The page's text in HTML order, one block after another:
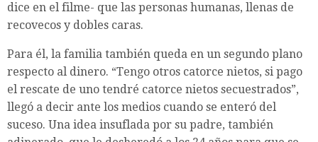
dice en el filme- que las personas humanas, llenas de
recovecos y dobles caras.
Para él, la familia también queda en un segundo plano
respecto al dinero. “Tengo otros catorce nietos, si pago
el rescate de uno tendré catorce nietos secuestrados”,
llegó a decir ante los medios cuando se enteró del
suceso. Una idea insuflada por su padre, también